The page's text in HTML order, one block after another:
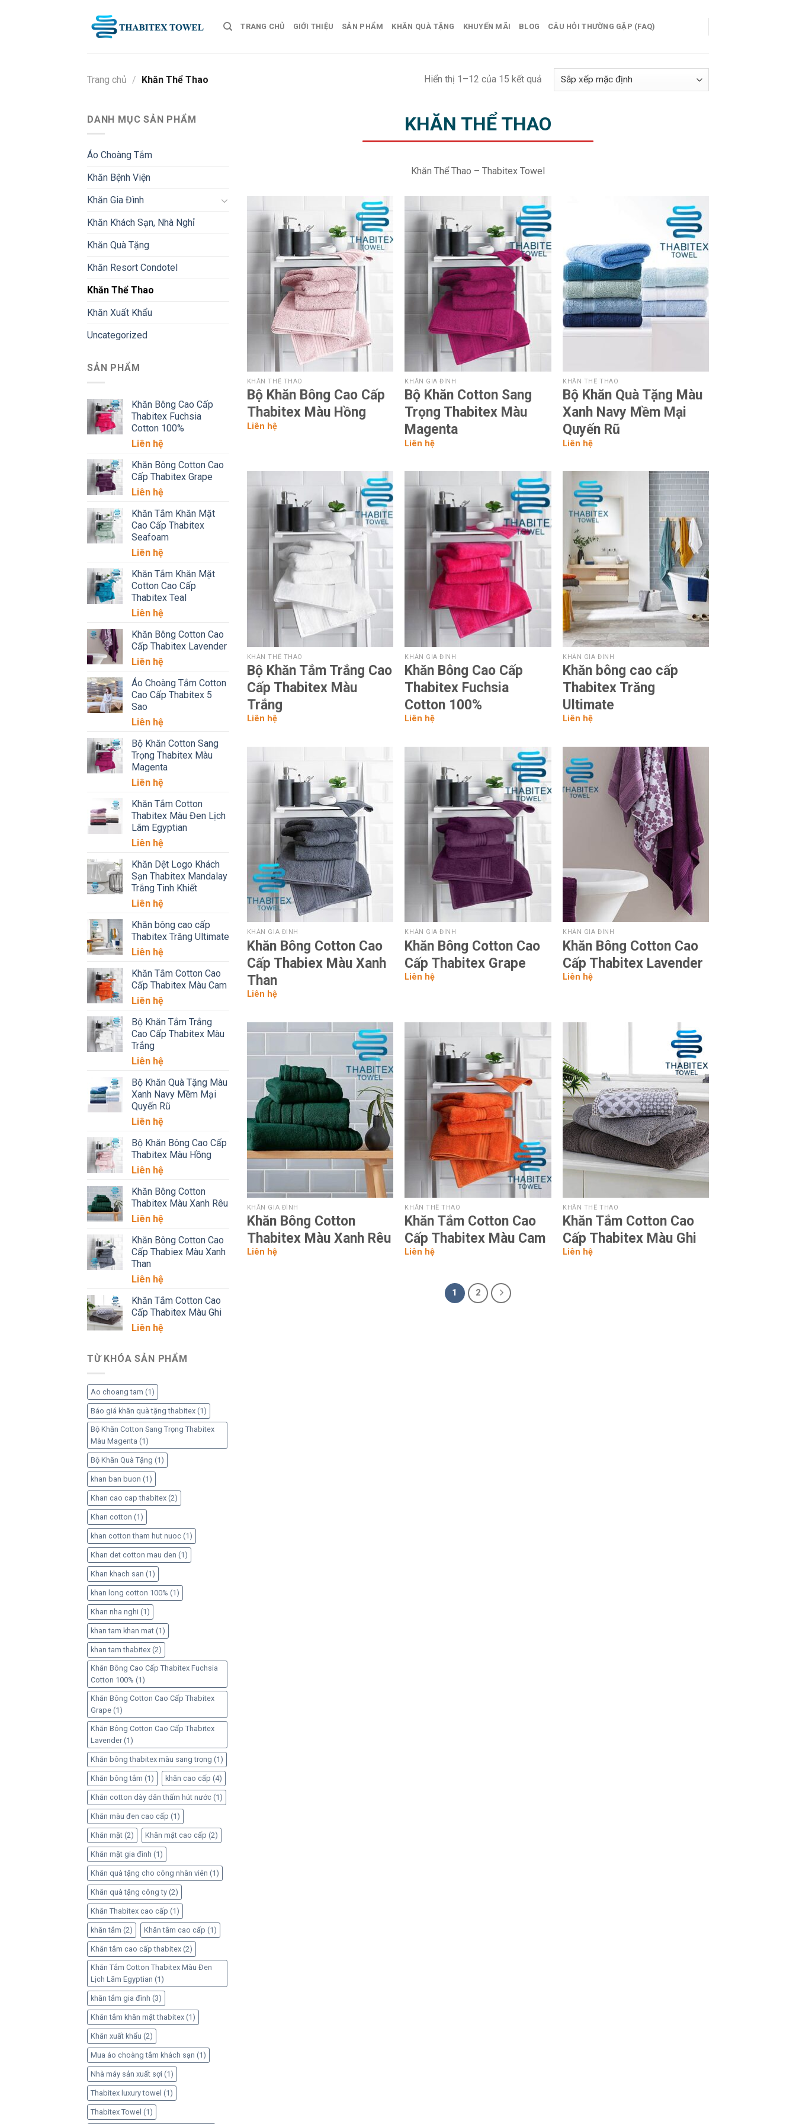
TRANG CHỦ GIỚI THIỆU SẢN PHẨM KHĂN QUÀ TẶNG KHUYẾN MÃI BLOG CÂU HỎI THƯỜNG GẶP (FAQ)
Trang chủ / Khăn Thể Thao Hiển thị 1–12 của 15 kết quả
DANH MỤC SẢN PHẨM
Áo Choàng Tắm
Khăn Bệnh Viện
Khăn Gia Đình
Khăn Khách Sạn, Nhà Nghỉ
Khăn Quà Tặng
Khăn Resort Condotel
Khăn Thể Thao
Khăn Xuất Khẩu
Uncategorized
SẢN PHẨM
Khăn Bông Cao Cấp
Thabitex Fuchsia
Cotton 100%
Liên hệ
Khăn Bông Cotton Cao
Cấp Thabitex Grape
Liên hệ
Khăn Tắm Khăn Mặt
Cao Cấp Thabitex
Seafoam
Liên hệ
Khăn Tắm Khăn Mặt
Cotton Cao Cấp
Thabitex Teal
Liên hệ
Khăn Bông Cotton Cao
Cấp Thabitex Lavender
Liên hệ
Áo Choàng Tắm Cotton
Cao Cấp Thabitex 5
Sao
Liên hệ
Bộ Khăn Cotton Sang
Trọng Thabitex Màu
Magenta
Liên hệ
Khăn Tắm Cotton
Thabitex Màu Đen Lịch
Lãm Egyptian
Liên hệ
Khăn Dệt Logo Khách
Sạn Thabitex Mandalay
Trắng Tinh Khiết
Liên hệ
Khăn bông cao cấp
Thabitex Trăng Ultimate
Liên hệ
Khăn Tắm Cotton Cao
Cấp Thabitex Màu Cam
Liên hệ
Bộ Khăn Tắm Trắng
Cao Cấp Thabitex Màu
Trắng
Liên hệ
Bộ Khăn Quà Tặng Màu
Xanh Navy Mềm Mại
Quyến Rũ
Liên hệ
Bộ Khăn Bông Cao Cấp
Thabitex Màu Hồng
Liên hệ
Khăn Bông Cotton
Thabitex Màu Xanh Rêu
Liên hệ
Khăn Bông Cotton Cao
Cấp Thabiex Màu Xanh
Than
Liên hệ
Khăn Tắm Cotton Cao
Cấp Thabitex Màu Ghi
Liên hệ
TỪ KHÓA SẢN PHẨM
Ao choang tam (1)
Báo giá khăn quà tặng thabitex (1)
Bộ Khăn Cotton Sang Trọng Thabitex
Màu Magenta (1)
Bộ Khăn Quà Tặng (1)
khan ban buon (1)
Khan cao cap thabitex (2)
Khan cotton (1)
khan cotton tham hut nuoc (1)
Khan det cotton mau den (1)
Khan khach san (1)
khan long cotton 100% (1)
Khan nha nghi (1)
khan tam khan mat (1)
khan tam thabitex (2)
Khăn Bông Cao Cấp Thabitex Fuchsia
Cotton 100% (1)
Khăn Bông Cotton Cao Cấp Thabitex
Grape (1)
Khăn Bông Cotton Cao Cấp Thabitex
Lavender (1)
Khăn bông thabitex màu sang trọng (1)
Khăn bông tắm (1) khăn cao cấp (4)
Khăn cotton dày dăn thấm hút nước (1)
Khăn màu đen cao cấp (1)
Khăn mặt (2) Khăn mặt cao cấp (2)
Khăn mặt gia đình (1)
Khăn quà tặng cho công nhân viên (1)
Khăn quà tặng công ty (2)
Khăn Thabitex cao cấp (1)
khăn tắm (2) Khăn tắm cao cấp (1)
Khăn tắm cao cấp thabitex (2)
Khăn Tắm Cotton Thabitex Màu Đen
Lịch Lãm Egyptian (1)
khăn tắm gia đình (3)
Khăn tắm khăn mặt thabitex (1)
Khăn xuất khẩu (2)
Mua áo choàng tắm khách sạn (1)
Nhà máy sản xuất sợi (1)
Thabitex luxury towel (1)
Thabitex Towel (1)
KHĂN THỂ THAO
Khăn Thể Thao – Thabitex Towel
Add to
wishlist
KHĂN THỂ THAO
Bộ Khăn Bông Cao Cấp
Thabitex Màu Hồng
Liên hệ
Add to
wishlist
KHĂN GIA ĐÌNH
Bộ Khăn Cotton Sang
Trọng Thabitex Màu
Magenta
Liên hệ
Add to
wishlist
KHĂN THỂ THAO
Bộ Khăn Quà Tặng Màu
Xanh Navy Mềm Mại
Quyến Rũ
Liên hệ
Add to
wishlist
KHĂN THỂ THAO
Bộ Khăn Tắm Trắng Cao
Cấp Thabitex Màu
Trắng
Liên hệ
Add to
wishlist
KHĂN GIA ĐÌNH
Khăn Bông Cao Cấp
Thabitex Fuchsia
Cotton 100%
Liên hệ
Add to
wishlist
KHĂN GIA ĐÌNH
Khăn bông cao cấp
Thabitex Trăng
Ultimate
Liên hệ
Add to
wishlist
KHĂN GIA ĐÌNH
Khăn Bông Cotton Cao
Cấp Thabiex Màu Xanh
Than
Liên hệ
Add to
wishlist
KHĂN GIA ĐÌNH
Khăn Bông Cotton Cao
Cấp Thabitex Grape
Liên hệ
Add to
wishlist
KHĂN GIA ĐÌNH
Khăn Bông Cotton Cao
Cấp Thabitex Lavender
Liên hệ
Add to
wishlist
KHĂN GIA ĐÌNH
Khăn Bông Cotton
Thabitex Màu Xanh Rêu
Liên hệ
Add to
wishlist
KHĂN THỂ THAO
Khăn Tắm Cotton Cao
Cấp Thabitex Màu Cam
Liên hệ
Add to
wishlist
KHĂN THỂ THAO
Khăn Tắm Cotton Cao
Cấp Thabitex Màu Ghi
Liên hệ
1 2